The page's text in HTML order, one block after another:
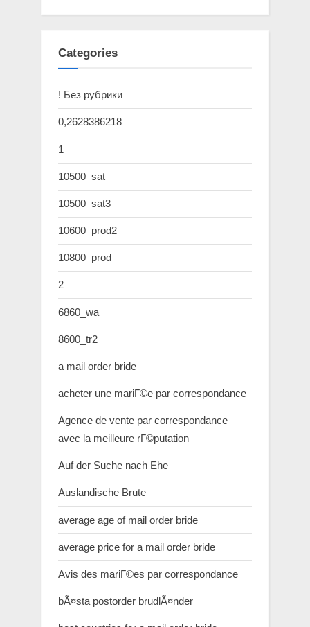
Categories
! Без рубрики
0,2628386218
1
10500_sat
10500_sat3
10600_prod2
10800_prod
2
6860_wa
8600_tr2
a mail order bride
acheter une mariГ©e par correspondance
Agence de vente par correspondance
avec la meilleure rГ©putation
Auf der Suche nach Ehe
Auslandische Brute
average age of mail order bride
average price for a mail order bride
Avis des mariГ©es par correspondance
bÃ¤sta postorder brudlÃ¤nder